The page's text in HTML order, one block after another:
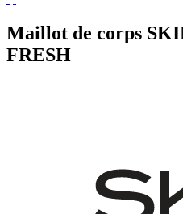
Maillot de corps
FRESH